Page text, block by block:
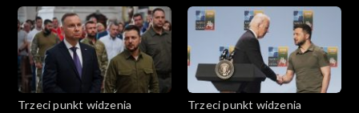
Trzeci punkt widzenia
Trzeci punkt widzenia